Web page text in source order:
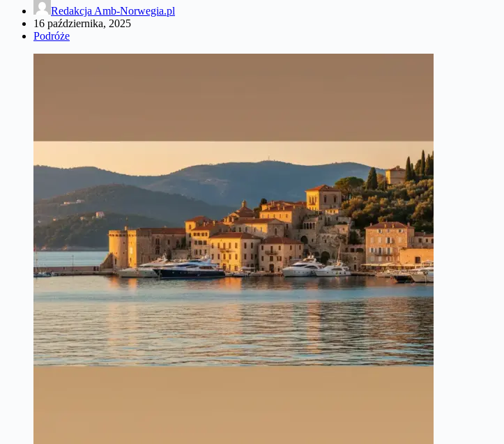
Redakcja Amb-Norwegia.pl
16 października, 2025
Podróże